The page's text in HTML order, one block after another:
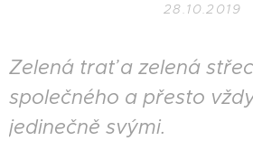
28.10.2019
Zelená trať a zelená
společného a přesto
jedinečně svými.